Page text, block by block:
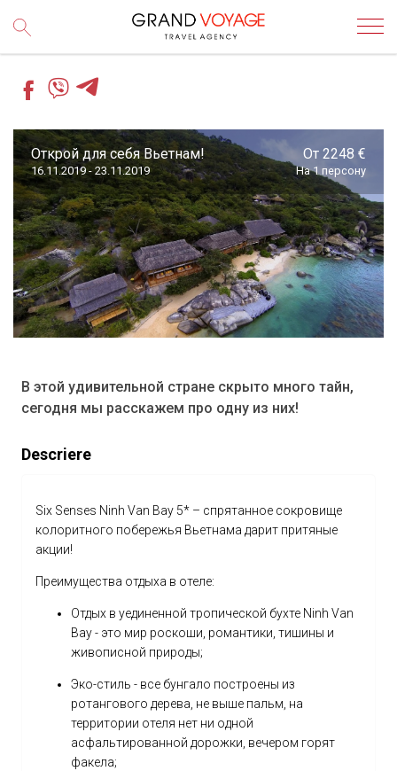
Открой для себя Вьетнам!
16.11.2019 - 23.11.2019
От 2248 €
На 1 персону
В этой удивительной стране скрыто много тайн,
сегодня мы расскажем про одну из них!
Descriere
Six Senses Ninh Van Bay 5* – спрятанное сокровище
колоритного побережья Вьетнама дарит притяные
акции!
Преимущества отдыха в отеле:
Отдых в уединенной тропической бухте Ninh Van
Bay - это мир роскоши, романтики, тишины и
живописной природы;
Эко-стиль - все бунгало построены из
ротангового дерева, не выше пальм, на
территории отеля нет ни одной
асфальтированной дорожки, вечером горят
факела;